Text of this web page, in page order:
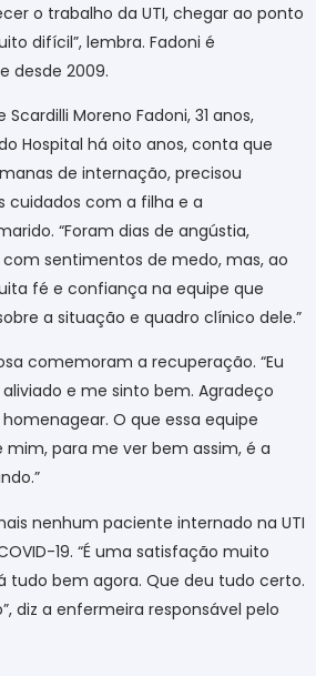
o trabalho da UTI, chegar ao ponto
difícil”, lembra. Fadoni é
desde 2009.
Scardilli Moreno Fadoni, 31 anos,
Hospital há oito anos, conta que
de internação, precisou
cuidados com a filha e a
“Foram dias de angústia,
sentimentos de medo, mas, ao
fé e confiança na equipe que
a situação e quadro clínico dele.”
comemoram a recuperação. “Eu
e me sinto bem. Agradeço
O que essa equipe
para me ver bem assim, é a
nenhum paciente internado na UTI
19. “É uma satisfação muito
tudo bem agora. Que deu tudo certo.
diz a enfermeira responsável pelo